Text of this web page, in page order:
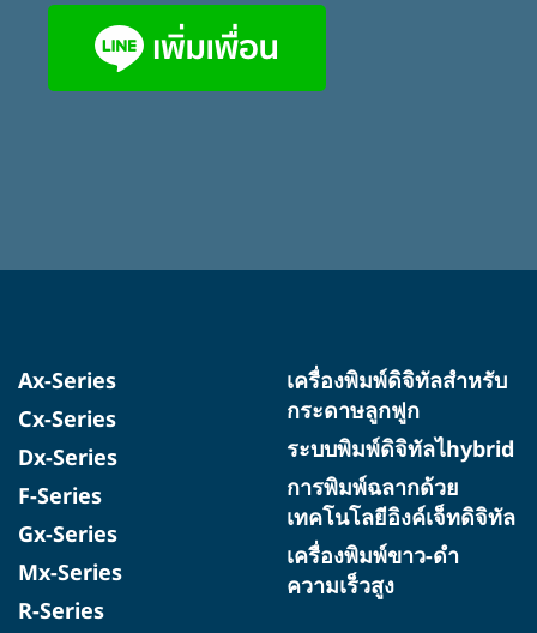
Ax-Series
Cx-Series
Dx-Series
F-Series
Gx-Series
Mx-Series
R-Series
เครื่องพิมพ์ดิจิทัลสำหรับ
กระดาษลูกฟูก
ระบบพิมพ์ดิจิทัลไhybrid
การพิมพ์ฉลากด้วย
เทคโนโลยีอิงค์เจ็ทดิจิทัล
เครื่องพิมพ์ขาว-ดำ
ความเร็วสูง